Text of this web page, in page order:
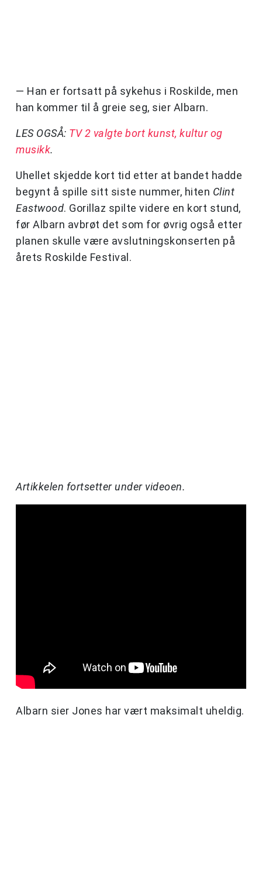
— Han er fortsatt på sykehus i Roskilde, men
han kommer til å greie seg, sier Albarn.
LES OGSÅ: TV 2 valgte bort kunst, kultur og
musikk.
Uhellet skjedde kort tid etter at bandet hadde
begynt å spille sitt siste nummer, hiten Clint
Eastwood. Gorillaz spilte videre en kort stund,
før Albarn avbrøt det som for øvrig også etter
planen skulle være avslutningskonserten på
årets Roskilde Festival.
Artikkelen fortsetter under videoen.
Albarn sier Jones har vært maksimalt uheldig.